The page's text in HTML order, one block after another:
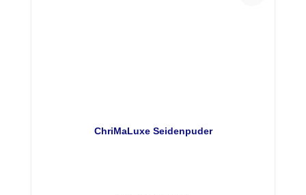
ChriMaLuxe Seidenpuder